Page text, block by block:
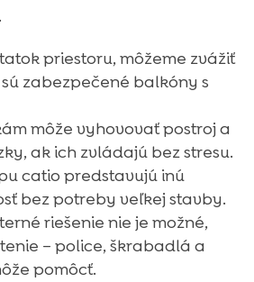
priestoru, môžeme zvážiť
zabezpečené balkóny s
môže vyhovovať postroj a
ak ich zvládajú bez stresu.
catio predstavujú inú
bez potreby veľkej stavby.
riešenie nie je možné,
– police, škrabadlá a
pomôcť.